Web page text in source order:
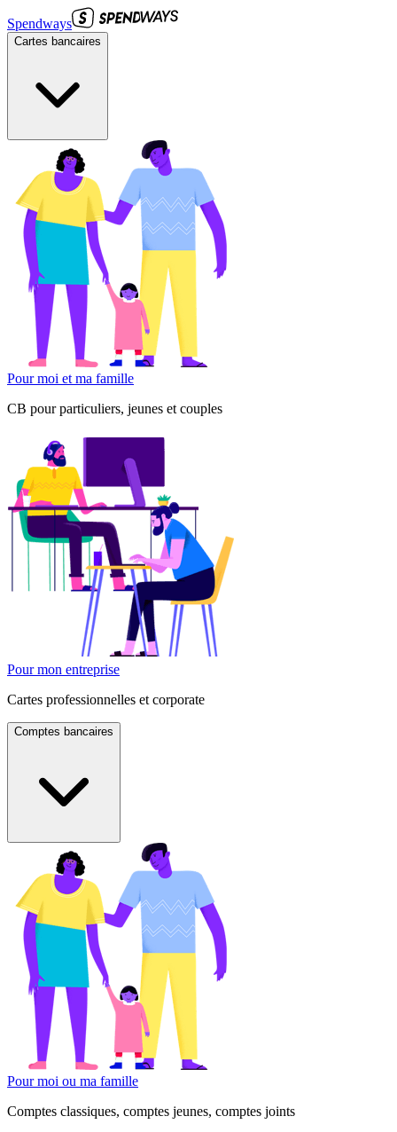
Spendways
Cartes bancaires
Pour moi et ma famille
CB pour particuliers, jeunes et couples
Pour mon entreprise
Cartes professionnelles et corporate
Comptes bancaires
Pour moi ou ma famille
Comptes classiques, comptes jeunes, comptes joints